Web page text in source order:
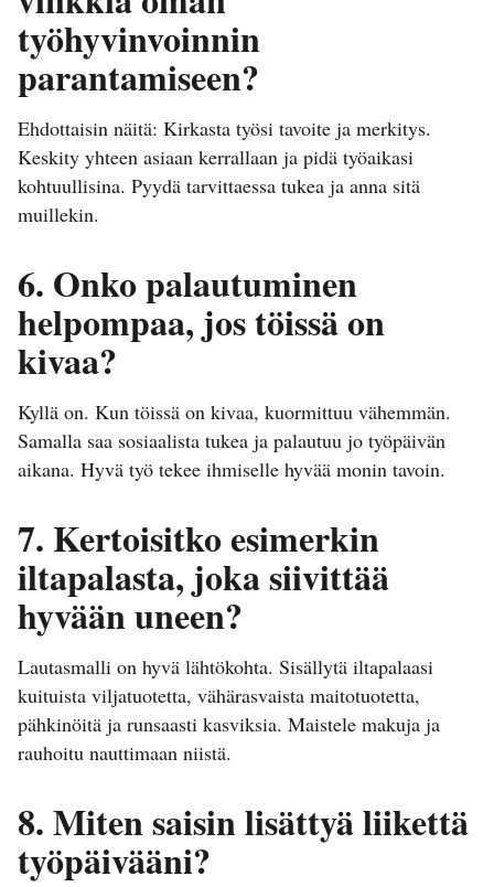
työhyvinvoinnin
parantamiseen?
Ehdottaisin näitä: Kirkasta työsi tavoite ja merkitys.
Keskity yhteen asiaan kerrallaan ja pidä työaikasi
kohtuullisina. Pyydä tarvittaessa tukea ja anna sitä
muillekin.
6. Onko palautuminen
helpompaa, jos töissä on
kivaa?
Kyllä on. Kun töissä on kivaa, kuormittuu vähemmän.
Samalla saa sosiaalista tukea ja palautuu jo työpäivän
aikana. Hyvä työ tekee ihmiselle hyvää monin tavoin.
7. Kertoisitko esimerkin
iltapalasta, joka siivittää
hyvään uneen?
Lautasmalli on hyvä lähtökohta. Sisällytä iltapalaasi
kuituista viljatuotetta, vähärasvaista maitotuotetta,
pähkinöitä ja runsaasti kasviksia. Maistele makuja ja
rauhoitu nauttimaan niistä.
8. Miten saisin lisättyä liikettä
työpäivääni?